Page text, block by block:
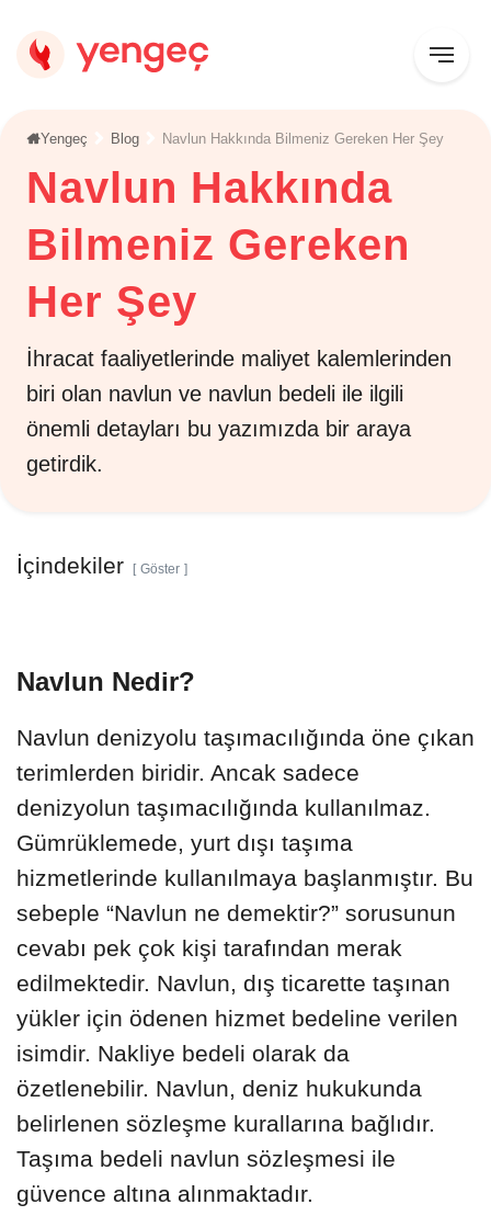
Yengeç Blog Navlun Hakkında Bilmeniz Gereken Her Şey
Navlun Hakkında
Bilmeniz Gereken
Her Şey
İhracat faaliyetlerinde maliyet kalemlerinden
biri olan navlun ve navlun bedeli ile ilgili
önemli detayları bu yazımızda bir araya
getirdik.
Navlun Nedir?
Navlun denizyolu taşımacılığında öne çıkan
terimlerden biridir. Ancak sadece
denizyolun taşımacılığında kullanılmaz.
Gümrüklemede, yurt dışı taşıma
hizmetlerinde kullanılmaya başlanmıştır. Bu
sebeple “Navlun ne demektir?” sorusunun
cevabı pek çok kişi tarafından merak
edilmektedir. Navlun, dış ticarette taşınan
yükler için ödenen hizmet bedeline verilen
isimdir. Nakliye bedeli olarak da
özetlenebilir. Navlun, deniz hukukunda
belirlenen sözleşme kurallarına bağlıdır.
Taşıma bedeli navlun sözleşmesi ile
güvence altına alınmaktadır.
İçindekiler Göster